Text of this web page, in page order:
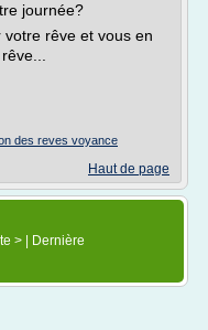
journée?
rêve et vous en
des reves voyance
Haut de page
> | Dernière